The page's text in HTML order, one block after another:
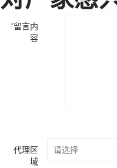
*留言内
容
代理区
域